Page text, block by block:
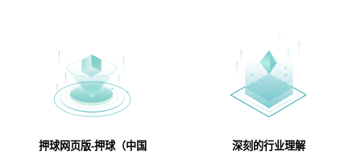
押球网页版-押球（中国 深刻的行业理解